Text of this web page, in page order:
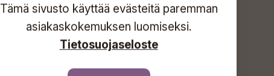
Tämä sivusto käyttää evästeitä paremman
asiakaskokemuksen luomiseksi.
Tietosuojaseloste